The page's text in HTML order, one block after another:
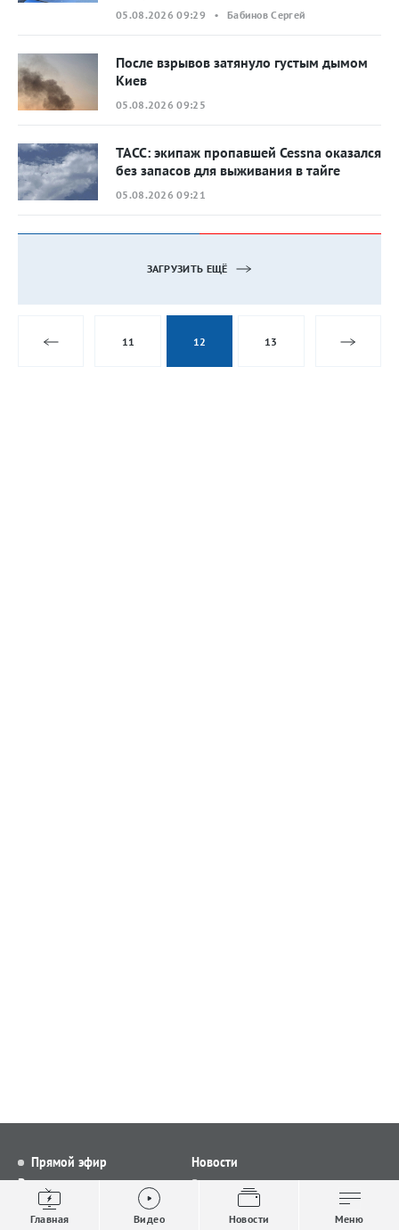
05.08.2026 09:29 • Бабинов Сергей
После взрывов затянуло густым дымом
Киев
05.08.2026 09:25
ТАСС: экипаж пропавшей Cessna оказался
без запасов для выживания в тайге
05.08.2026 09:21
ЗАГРУЗИТЬ ЕЩЁ
11 12 13
Прямой эфир
Видео
Выпуски новостей
Проекты
Новости
Все новости
Общество
Строительство и ЖКХ
Главная Видео Новости Меню